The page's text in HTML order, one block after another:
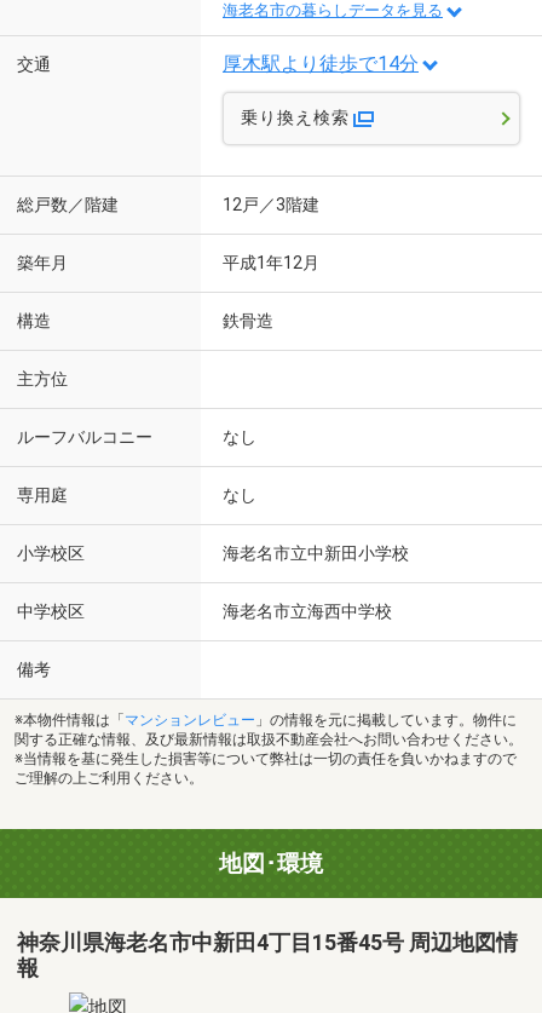
海老名市の暮らしデータを見る
交通 厚木駅より徒歩で14分
乗り換え検索
総戸数／階建 12戸／3階建
築年月 平成1年12月
構造 鉄骨造
主方位
ルーフバルコニー なし
専用庭 なし
小学校区 海老名市立中新田小学校
中学校区 海老名市立海西中学校
備考
※本物件情報は「 マンションレビュー 」の情報を元に掲載しています。物件に
関する正確な情報、及び最新情報は取扱不動産会社へお問い合わせください。
※当情報を基に発生した損害等について弊社は一切の責任を負いかねますので
ご理解の上ご利用ください。
地図･環境
神奈川県海老名市中新田4丁目15番45号 周辺地図情
報